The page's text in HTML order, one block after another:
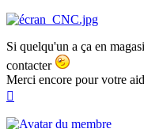
Si quelqu'un a ça en
contacter
Merci encore pour votre